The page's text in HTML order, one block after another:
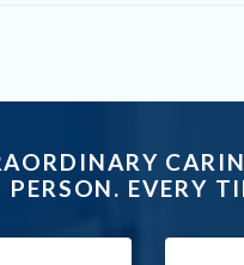
PERSON. EVERY